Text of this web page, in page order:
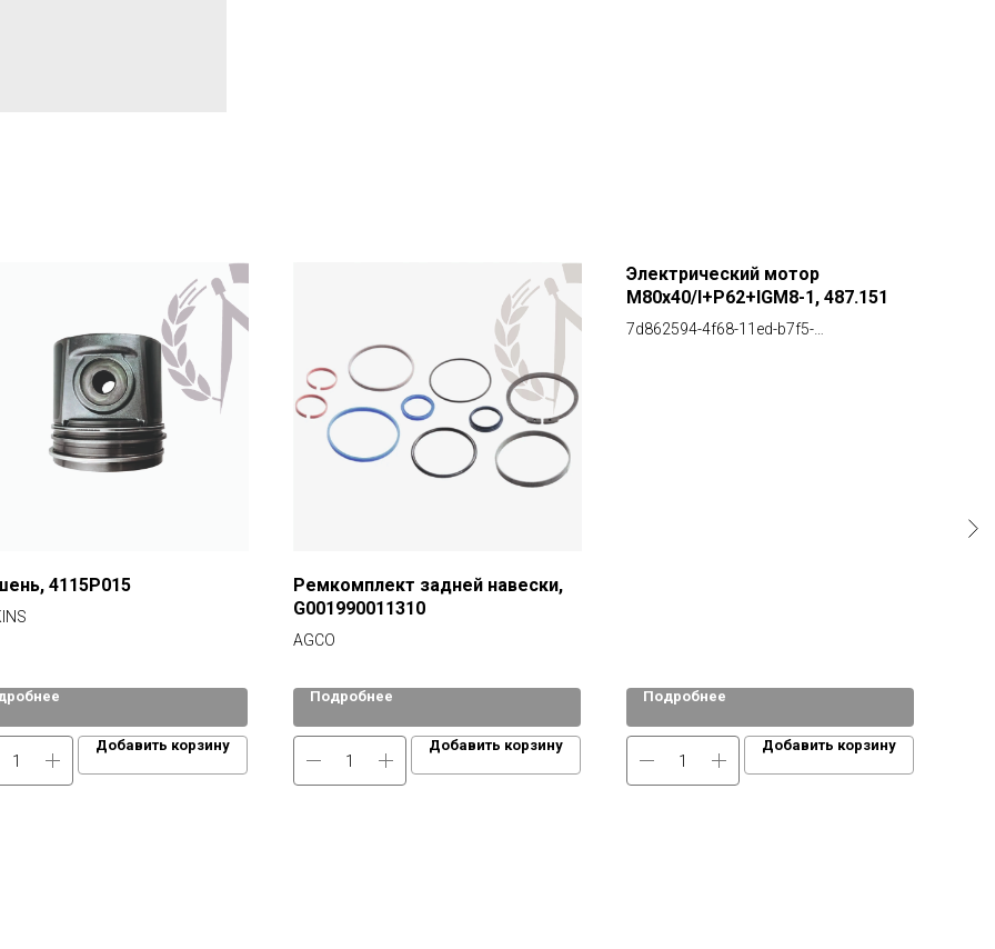
4115Р015
Добавить корзину
Ремкомплект задней навески,
G001990011310
AGCO
Подробнее
Добавить корзину
Электрический мотор
М80х40/I+Р62+IGM8-1, 487.151
7d862594-4f68-11ed-b7f5-
Подробнее
Добавить корзину